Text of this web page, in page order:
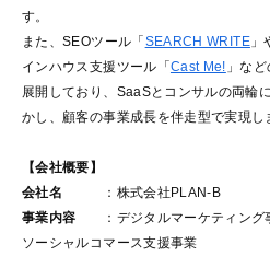
す。
また、SEOツール「SEARCH WRITE」
インハウス支援ツール「Cast Me! 」な
展開しており、SaaSとコンサルの両輪
かし、顧客の事業成長を伴走型で実現し
【会社概要】
会社名 ：株式会社PLAN-B
事業内容 ：デジタルマーケティング
ソーシャルコマース支援事業